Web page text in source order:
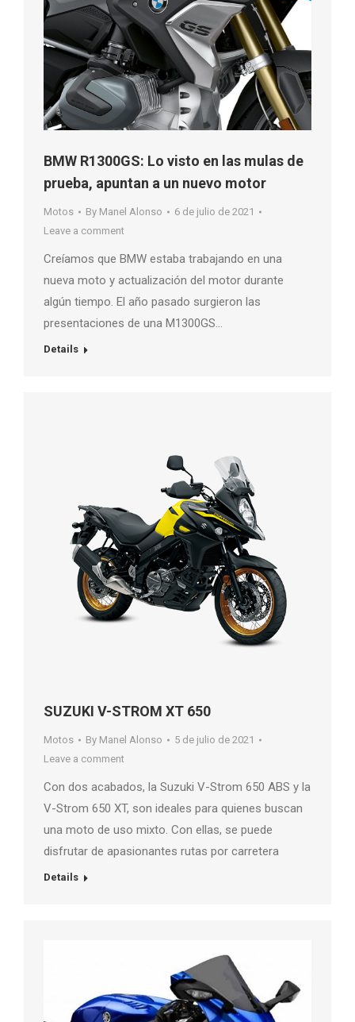
BMW R1300GS: Lo visto en las mulas de
prueba, apuntan a un nuevo motor
Motos By Manel Alonso
6 de julio de 2021
Leave a comment
Creíamos que BMW estaba trabajando en una
nueva moto y actualización del motor durante
algún tiempo. El año pasado surgieron las
presentaciones de una M1300GS…
Details
SUZUKI V-STROM XT 650
Motos By Manel Alonso
5 de julio de 2021
Leave a comment
Con dos acabados, la Suzuki V-Strom 650 ABS y la
V-Strom 650 XT, son ideales para quienes buscan
una moto de uso mixto. Con ellas, se puede
disfrutar de apasionantes rutas por carretera
Details